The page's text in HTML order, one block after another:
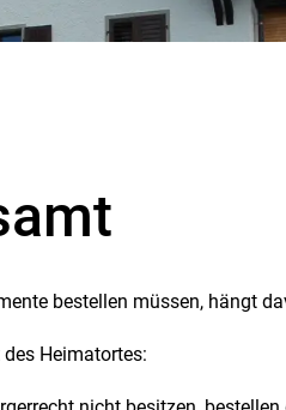
bestellen müssen, hängt
Heimatortes: